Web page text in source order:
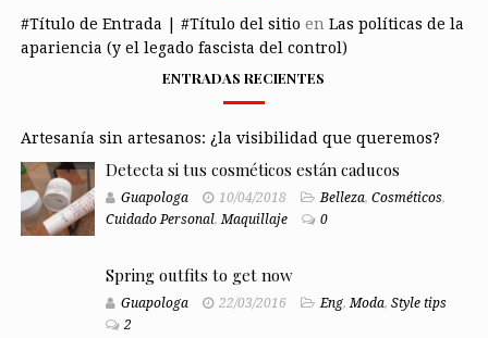
#Título de Entrada | #Título del sitio en Las políticas de la
apariencia (y el legado fascista del control)
ENTRADAS RECIENTES
Artesanía sin artesanos: ¿la visibilidad que queremos?
Detecta si tus cosméticos están caducos
Guapologa 10/04/2018 Belleza, Cosméticos,
Cuidado Personal,Maquillaje 0
Spring outfits to get now
Guapologa 22/03/2016 Eng,Moda, Style tips
2